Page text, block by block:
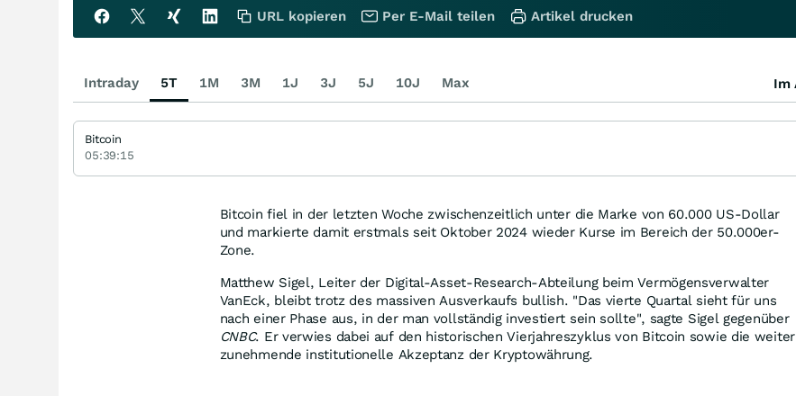
Bitcoin fiel in der letzten Woche zwischenzeitlich unter die Marke von 60.000 US-Dollar
und markierte damit erstmals seit Oktober 2024 wieder Kurse im Bereich der 50.000er-
Zone.
Matthew Sigel, Leiter der Digital-Asset-Research-Abteilung beim Vermögensverwalter
VanEck, bleibt trotz des massiven Ausverkaufs bullish. "Das vierte Quartal sieht für uns
nach einer Phase aus, in der man vollständig investiert sein sollte", sagte Sigel gegenüber
CNBC. Er verwies dabei auf den historischen Vierjahreszyklus von Bitcoin sowie die weiter
zunehmende institutionelle Akzeptanz der Kryptowährung.
URL kopieren Per E-Mail teilen Artikel drucken
Intraday 5T 1M 3M 1J 3J 5J 10J Max Im
Bitcoin
05:39:15